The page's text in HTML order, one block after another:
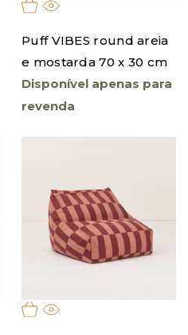
Puff VIBES round areia
e mostarda 70 x 30 cm
Disponível apenas para
revenda